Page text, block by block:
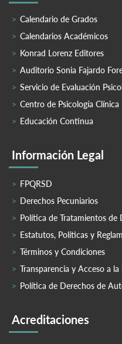
Calendario de Grados
Calendarios Académicos
Konrad Lorenz Editores
Auditorio Sonia Fajardo
Servicio de Evaluación
Centro de Psicología Clínica
Educación Continua
Información Legal
FPQRSD
Derechos Pecuniarios
Política de Tratamientos de
Estatutos, Políticas y
Términos y Condiciones
Transparencia y Acceso a
Política de Derechos de
Acreditaciones